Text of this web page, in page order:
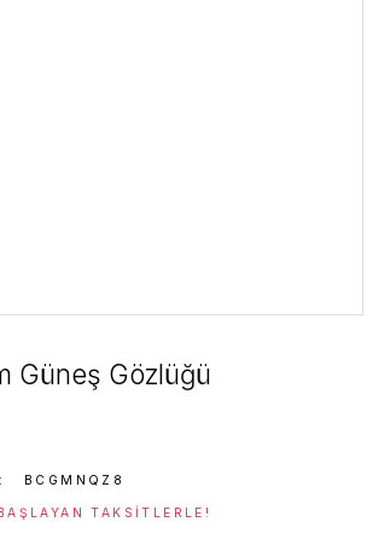
Güneş Gözlüğü
BCGMNQZ8
TAKSITLERLE!